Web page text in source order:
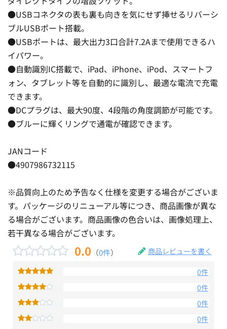
●USBコネクタの表も裏も向きを気にせず挿せるリバーシ
ブルUSBポート搭載。
●USBポートは、最大出力3口合計7.2Aまで使用できるハ
イパワー。
●自動識別IC搭載で、iPad、iPhone、iPod、スマートフ
ォン、タブレット等を自動的に識別し、最適な電流で充電
できます。
●DCプラグは、最大90度、4段階の角度調節が可能です。
●ブルーに輝くリングで通電が確認できます。
JANコード
●4907986732115
※品質向上のため予告なく仕様を変更する場合がございま
す。パッケージのリニューアル等につき、商品画像が異な
る場合がございます。商品画像の色合いは、画像処理上、
若干異なる場合がございます。
0.0 （0件） 商品レビューを書く
0件
0件
0件
0件